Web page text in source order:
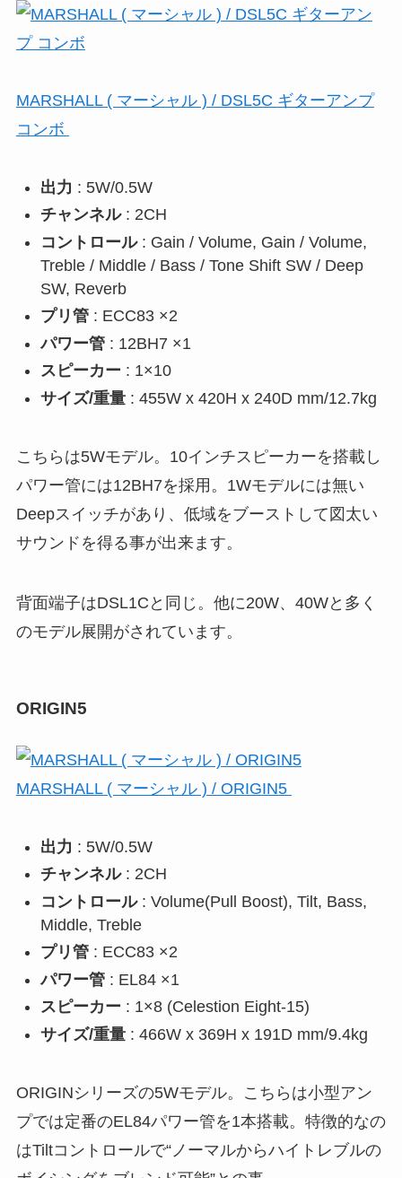
MARSHALL ( マーシャル ) / DSL5C ギターアンプ
コンボ
出力 : 5W/0.5W
チャンネル: 2CH
コントロール: Gain / Volume, Gain / Volume,
Treble / Middle / Bass / Tone Shift SW / Deep
SW, Reverb
プリ管: ECC83 ×2
パワー管: 12BH7 ×1
スピーカー : 1×10
サイズ/重量: 455W x 420H x 240D mm/12.7kg
こちらは5Wモデル。10インチスピーカーを搭載し
パワー管には12BH7を採用。1Wモデルには無い
Deepスイッチがあり、低域をブーストして図太い
サウンドを得る事が出来ます。
背面端子はDSL1Cと同じ。他に20W、40Wと多く
のモデル展開がされています。
ORIGIN5
MARSHALL ( マーシャル ) / ORIGIN5
出力 : 5W/0.5W
チャンネル: 2CH
コントロール: Volume(Pull Boost), Tilt, Bass,
Middle, Treble
プリ管: ECC83 ×2
パワー管: EL84 ×1
スピーカー : 1×8 (Celestion Eight-15)
サイズ/重量: 466W x 369H x 191D mm/9.4kg
ORIGINシリーズの5Wモデル。こちらは小型アン
プでは定番のEL84パワー管を1本搭載。特徴的なの
はTiltコントロールで“ノーマルからハイトレブルの